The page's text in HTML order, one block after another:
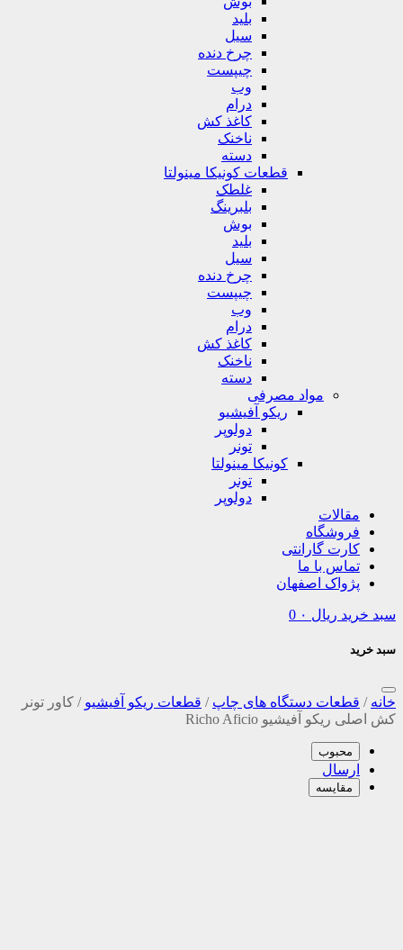
بلید
سیل
چرخ دنده
چیپست
وب
درام
کاغذ کش
ناخنک
دسته
قطعات کونیکا مینولتا
غلطک
بلبرینگ
بوش
بلید
سیل
چرخ دنده
چیپست
وب
درام
کاغذ کش
ناخنک
دسته
مواد مصرفی
ریکو آفیشیو
دولوپر
تونر
کونیکا مینولتا
تونر
دولوپر
مقالات
فروشگاه
کارت گارانتی
تماس با ما
پژواک اصفهان
سبد خرید ریال 0
سبد خرید
خانه / قطعات دستگاه های چاپ / قطعات ریکو آفیشیو / کاور تونر
کش اصلی ریکو آفیشیو Richo Aficio
محبوب
ارسال
مقایسه